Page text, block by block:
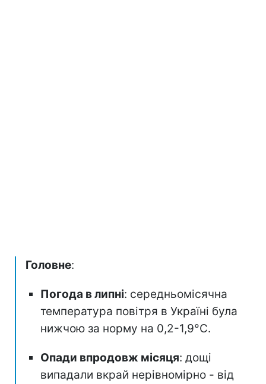
Головне:
Погода в липні: середньомісячна
температура повітря в Україні була
нижчою за норму на 0,2-1,9°C.
Опади впродовж місяця: дощі
випадали вкрай нерівномірно - від